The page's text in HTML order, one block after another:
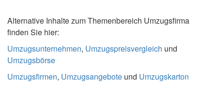
Alternative Inhalte zum Themenbereich Umzugsfirma
finden Sie hier:
Umzugsunternehmen, Umzugspreisvergleich und
Umzugsbörse
Umzugsfirmen, Umzugsangebote und Umzugskarton